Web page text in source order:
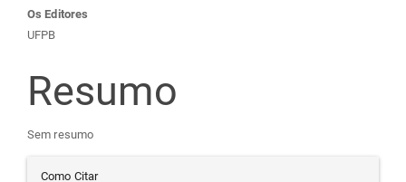
Conteúdo
do
artigo
principal
Os Editores
UFPB
Resumo
Sem resumo
Como Citar